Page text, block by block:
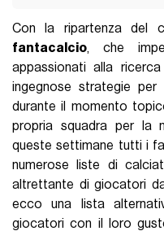
Con la ripartenza del
fantacalcio, che
appassionati alla
ingegnose strategie per
durante il momento
propria squadra per la
queste settimane tutti i
numerose liste di
altrettante di giocatori
ecco una lista
giocatori con il loro